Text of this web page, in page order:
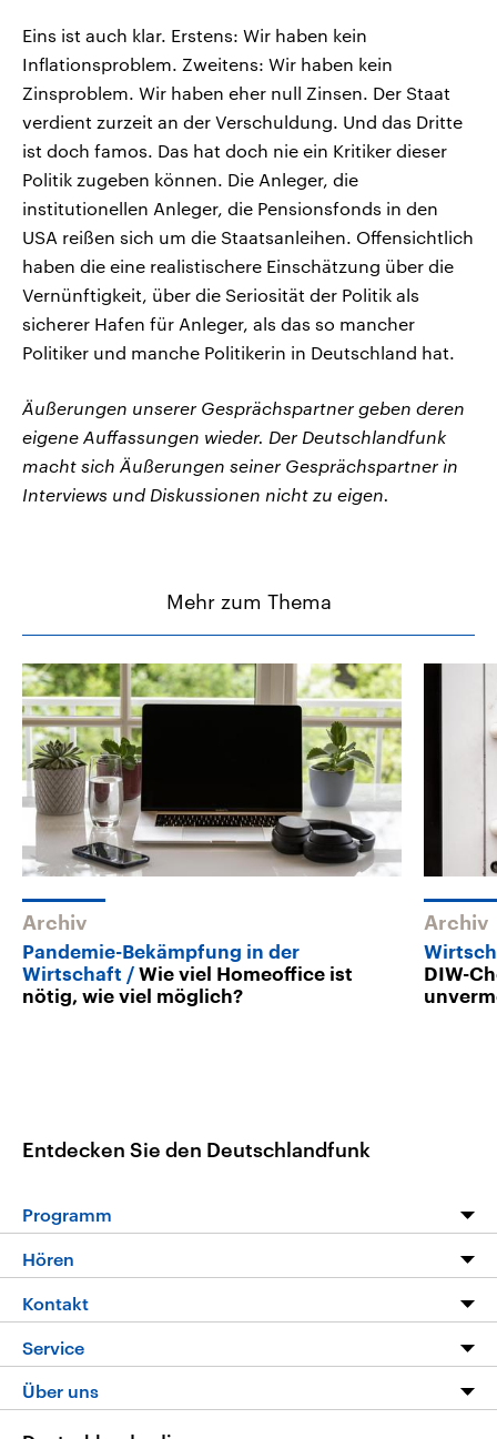
Eins ist auch klar. Erstens: Wir haben kein
Inflationsproblem. Zweitens: Wir haben kein
Zinsproblem. Wir haben eher null Zinsen. Der Staat
verdient zurzeit an der Verschuldung. Und das Dritte
ist doch famos. Das hat doch nie ein Kritiker dieser
Politik zugeben können. Die Anleger, die
institutionellen Anleger, die Pensionsfonds in den
USA reißen sich um die Staatsanleihen. Offensichtlich
haben die eine realistischere Einschätzung über die
Vernünftigkeit, über die Seriosität der Politik als
sicherer Hafen für Anleger, als das so mancher
Politiker und manche Politikerin in Deutschland hat.
Äußerungen unserer Gesprächspartner geben deren
eigene Auffassungen wieder. Der Deutschlandfunk
macht sich Äußerungen seiner Gesprächspartner in
Interviews und Diskussionen nicht zu eigen.
Mehr zum Thema
Archiv
Pandemie-Bekämpfung in der
Wirtschaft
Wie viel Homeoffice ist
nötig, wie viel möglich?
Archiv
DIW-
Entdecken Sie den Deutschlandfunk
Programm
Die Nachrichten
Nachrichtenleicht
Neue Beiträge auf dlf.de
Hören
Livestream
Podcasts
Deutschlandfunk App
Kontakt
Service
FAQ
Über uns